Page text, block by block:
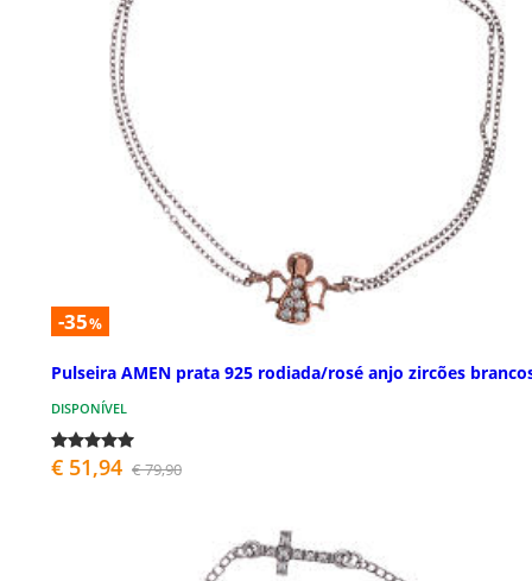
-35%
Pulseira AMEN prata 925 rodiada/rosé anjo zircões
DISPONÍVEL
€ 51,94 € 79,90